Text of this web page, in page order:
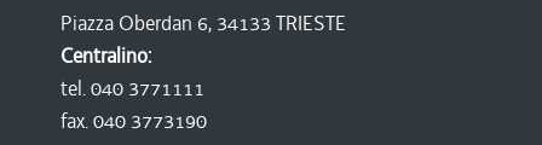
Piazza Oberdan 6, 34133 TRIESTE
Centralino:
tel. 040 3771111
fax. 040 3773190